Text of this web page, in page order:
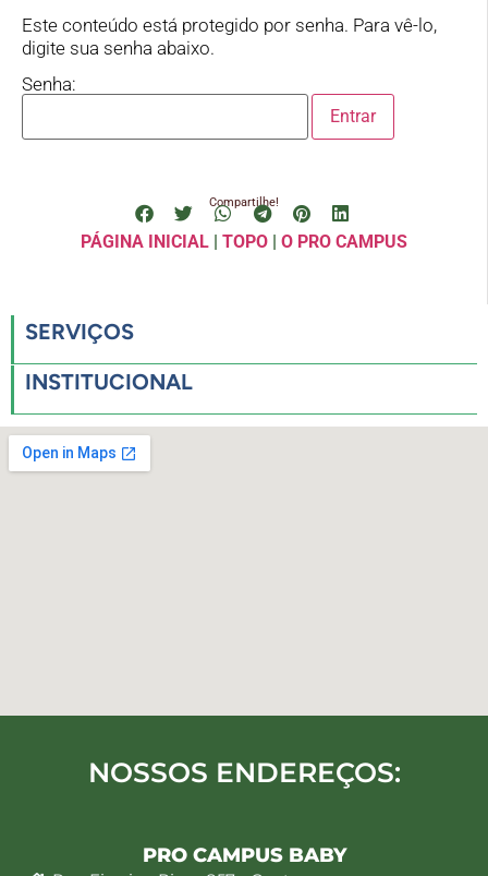
Este conteúdo está protegido por senha. Para vê-lo,
digite sua senha abaixo.
Senha:
Compartilhe!
PÁGINA INICIAL| TOPO| O PRO CAMPUS
SERVIÇOS
INSTITUCIONAL
NOSSOS ENDEREÇOS:
PRO CAMPUS BABY